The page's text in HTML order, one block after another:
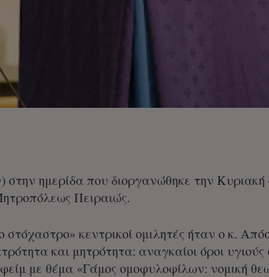
ημερίδα που διοργανώθηκε την
Πειραιώς.
κεντρικοί ομιλητές ήταν ο κ.
και μητρότητα: αναγκαίοι όροι
με θέμα «Γάμος ομοφυλοφίλων: νομική